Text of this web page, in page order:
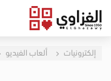
إلكترونيات ألعاب الفيديو